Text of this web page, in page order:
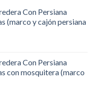
Con Persiana
(marco y cajón persiana
Con Persiana
con mosquitera (marco